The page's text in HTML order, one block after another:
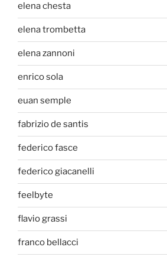
elena chesta
elena trombetta
elena zannoni
enrico sola
euan semple
fabrizio de santis
federico fasce
federico giacanelli
feelbyte
flavio grassi
franco bellacci